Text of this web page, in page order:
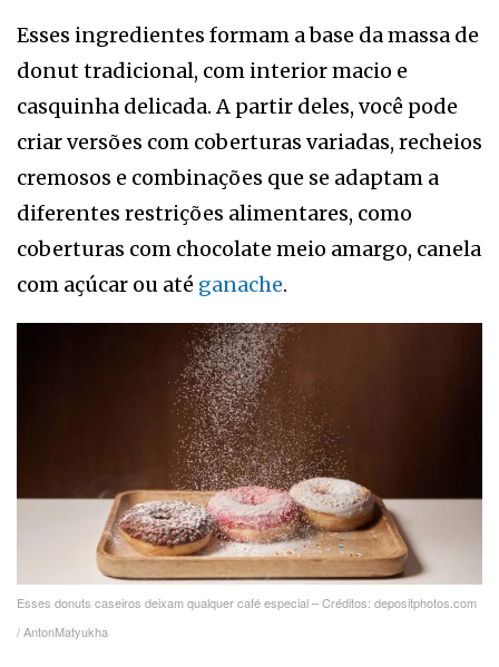
Esses ingredientes formam a base da massa de
donut tradicional, com interior macio e
casquinha delicada. A partir deles, você pode
criar versões com coberturas variadas, recheios
cremosos e combinações que se adaptam a
diferentes restrições alimentares, como
coberturas com chocolate meio amargo, canela
com açúcar ou até ganache.
Esses donuts caseiros deixam qualquer café especial – Créditos: depositphotos.com
/ AntonMatyukha